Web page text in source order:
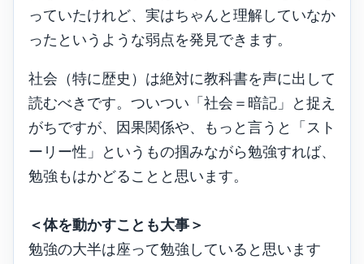
っていたけれど、実はちゃんと理解していなか
ったというような弱点を発見できます。
社会（特に歴史）は絶対に教科書を声に出して
読むべきです。ついつい「社会＝暗記」と捉え
がちですが、因果関係や、もっと言うと「スト
ーリー性」というもの掴みながら勉強すれば、
勉強もはかどることと思います。
＜体を動かすことも大事＞
勉強の大半は座って勉強していると思います